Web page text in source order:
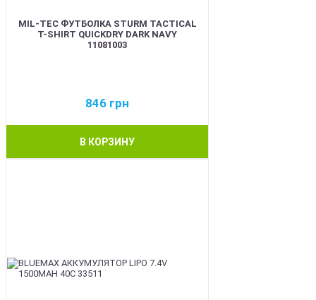
MIL-TEC ФУТБОЛКА STURM TACTICAL
T-SHIRT QUICKDRY DARK NAVY
11081003
846 грн
В КОРЗИНУ